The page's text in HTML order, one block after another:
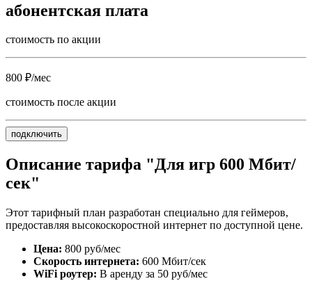
абонентская плата
стоимость по акции
800 ₽/мес
стоимость после акции
подключить
Описание тарифа "Для игр 600 Мбит/
сек"
Этот тарифный план разработан специально для геймеров,
предоставляя высокоскоростной интернет по доступной цене.
Цена: 800 руб/мес
Скорость интернета: 600 Мбит/сек
WiFi роутер: В аренду за 50 руб/мес